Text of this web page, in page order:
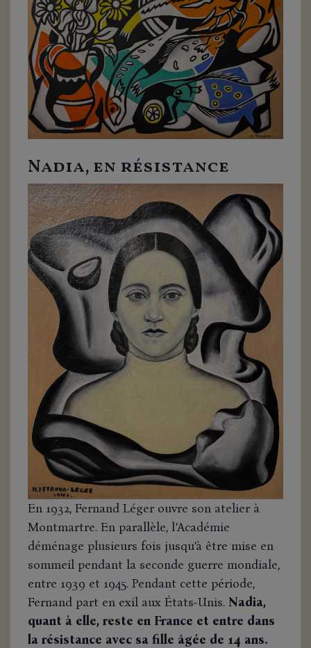
Nadia, en résistance
En 1932, Fernand Léger ouvre son atelier à
Montmartre. En parallèle, l’Académie
déménage plusieurs fois jusqu’à être mise en
sommeil pendant la seconde guerre mondiale,
entre 1939 et 1945. Pendant cette période,
Fernand part en exil aux États-Unis. Nadia,
quant à elle, reste en France et entre dans
la résistance avec sa fille âgée de 14 ans.